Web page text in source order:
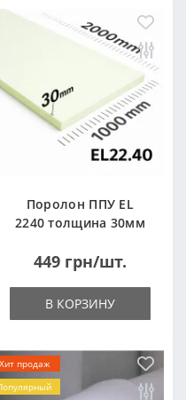
Поролон ППУ EL
2240 толщина 30мм
(1000x2000мм)
449 грн/шт.
В КОРЗИНУ
Хит продаж